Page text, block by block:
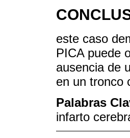
este caso
PICA puede
ausencia de
en un tronco
Palabras
infarto